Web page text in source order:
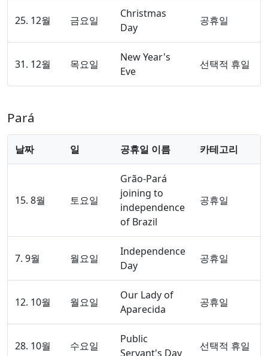
25. 12월 금요일
Christmas
Day
공휴일
31. 12월 목요일
New Year's
Eve
선택적 휴일
Pará
날짜 일 공휴일 이름 카테고리
15. 8월 토요일
Grão-Pará
joining to
independence
of Brazil
공휴일
7. 9월 월요일
Independence
Day
공휴일
12. 10월 월요일
Our Lady of
Aparecida
공휴일
28. 10월 수요일
Public
Servant's Day
선택적 휴일